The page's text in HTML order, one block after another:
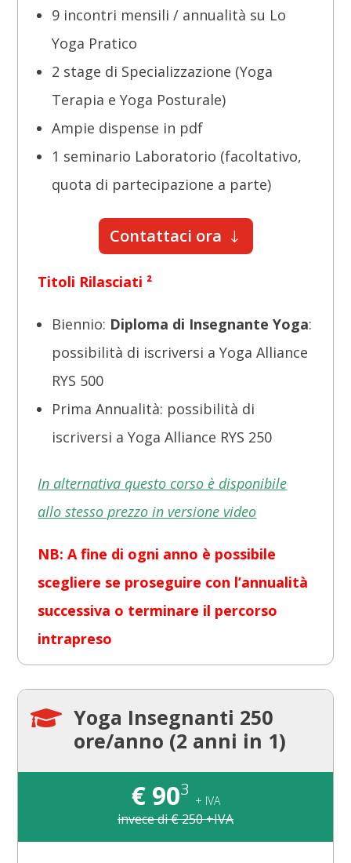
9 incontri mensili / annualità su Lo
Yoga Pratico
2 stage di Specializzazione (Yoga
Terapia e Yoga Posturale)
Ampie dispense in pdf
1 seminario Laboratorio (facoltativo,
quota di partecipazione a parte)
Contattaci ora
Titoli Rilasciati ²
Biennio: Diploma di Insegnante Yoga:
possibilità di iscriversi a Yoga Alliance
RYS 500
Prima Annualità: possibilità di
iscriversi a Yoga Alliance RYS 250
In alternativa questo corso è disponibile
allo stesso prezzo in versione video
NB: A fine di ogni anno è possibile
scegliere se proseguire con l’annualità
successiva o terminare il percorso
intrapreso
 Yoga Insegnanti 250
ore/anno (2 anni in 1)
€90³ + IVA
invece di € 250 +IVA